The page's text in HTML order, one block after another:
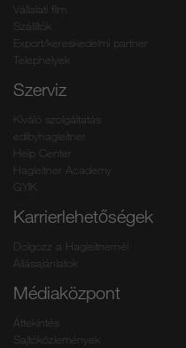
Vállalati film
Szállítók
Export/kereskedelmi partner
Telephelyek
Szerviz
Kiváló szolgáltatás
edibyhagleitner
Help Center
Hagleitner Academy
GYIK
Karrierlehetőségek
Dolgozz a Hagleitnernél
Állásajánlatok
Médiaközpont
Áttekintés
Sajtóközlemények